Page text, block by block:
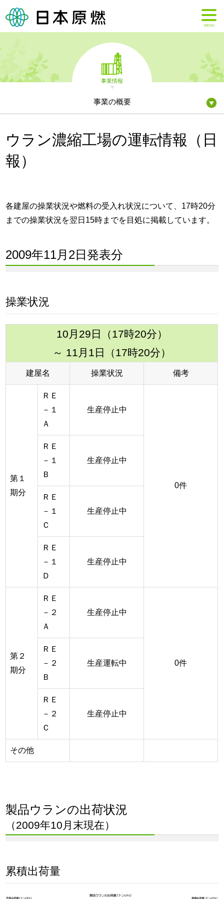
MENU
事業情報
事業の概要
ウラン濃縮工場の運転情報（日
報）
各建屋の操業状況や燃料の受入れ状況について、17時20分
までの操業状況を翌日15時までを目処に掲載しています。
2009年11月2日発表分
操業状況
10月29日（17時20分）
～ 11月1日（17時20分）
建屋名 操業状況 備考
第１
期分
ＲＥ
－１
Ａ
生産停止中
0件
ＲＥ
－１
Ｂ
生産停止中
ＲＥ
－１
Ｃ
生産停止中
ＲＥ
－１
Ｄ
生産停止中
第２
期分
ＲＥ
－２
Ａ
生産停止中
0件
ＲＥ
－２
Ｂ
生産運転中
ＲＥ
－２
Ｃ
生産停止中
その他
製品ウランの出荷状況
（2009年10月末現在）
累積出荷量